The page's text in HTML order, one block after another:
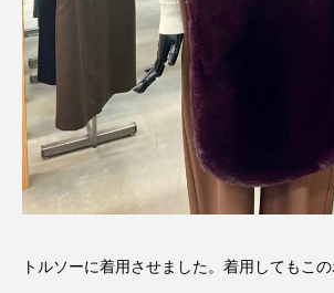
トルソーに着用させました。着用してもこの